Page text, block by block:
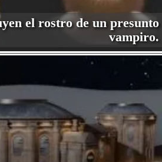
el rostro de un presunto
vampiro.